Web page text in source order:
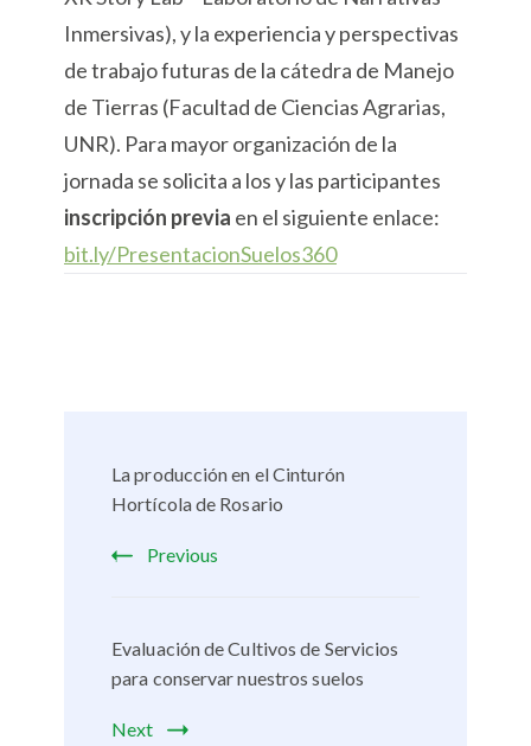
Inmersivas), y la experiencia y perspectivas
de trabajo futuras de la cátedra de Manejo
de Tierras (Facultad de Ciencias Agrarias,
UNR). Para mayor organización de la
jornada se solicita a los y las participantes
inscripción previa en el siguiente enlace:
bit.ly/PresentacionSuelos360
La producción en el Cinturón
Hortícola de Rosario
Previous
Evaluación de Cultivos de Servicios
para conservar nuestros suelos
Next